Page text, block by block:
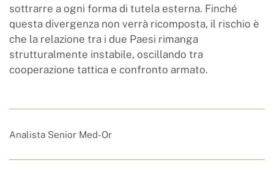
sottrarre a ogni forma di tutela esterna. Finché
questa divergenza non verrà ricomposta, il rischio è
che la relazione tra i due Paesi rimanga
strutturalmente instabile, oscillando tra
cooperazione tattica e confronto armato.
Analista Senior Med-Or